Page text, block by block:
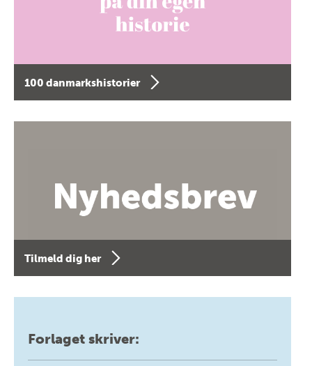
100 danmarkshistorier
Tilmeld dig her
Forlaget skriver: